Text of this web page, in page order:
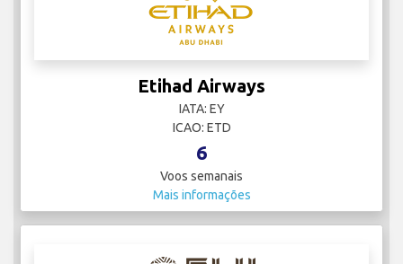
Etihad Airways
IATA: EY
ICAO: ETD
6
Voos semanais
Mais informações